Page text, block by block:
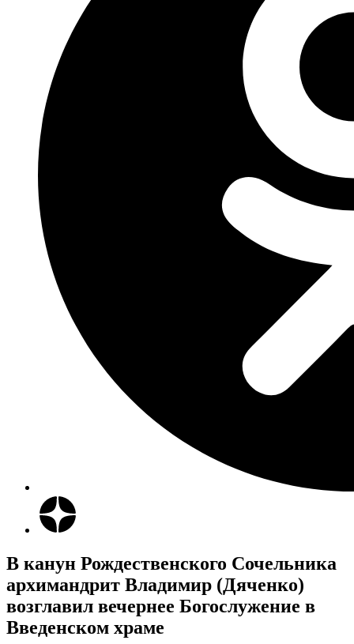
В канун Рождественского Сочельника
архимандрит Владимир (Дяченко)
возглавил вечернее Богослужение в
Введенском храме